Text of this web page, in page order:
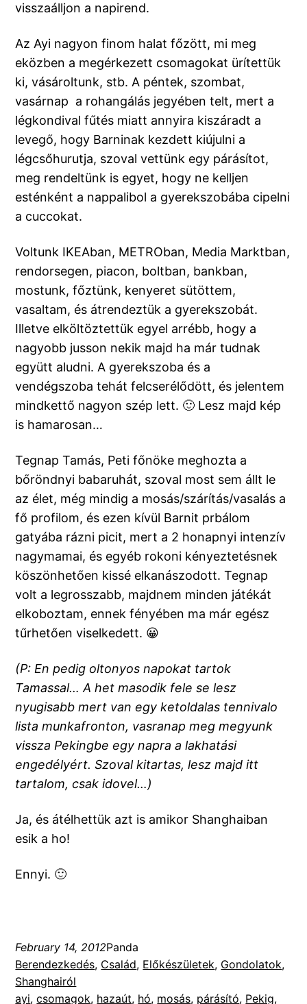
visszaálljon a napirend.
Az Ayi nagyon finom halat főzött, mi meg
eközben a megérkezett csomagokat ürítettük
ki, vásároltunk, stb. A péntek, szombat,
vasárnap a rohangálás jegyében telt, mert a
légkondival fűtés miatt annyira kiszáradt a
levegő, hogy Barninak kezdett kiújulni a
légcsőhurutja, szoval vettünk egy párásítot,
meg rendeltünk is egyet, hogy ne kelljen
esténként a nappalibol a gyerekszobába cipelni
a cuccokat.
Voltunk IKEAban, METROban, Media Marktban,
rendorsegen, piacon, boltban, bankban,
mostunk, főztünk, kenyeret sütöttem,
vasaltam, és átrendeztük a gyerekszobát.
Illetve elköltöztettük egyel arrébb, hogy a
nagyobb jusson nekik majd ha már tudnak
együtt aludni. A gyerekszoba és a
vendégszoba tehát felcserélődött, és jelentem
mindkettő nagyon szép lett. 🙂 Lesz majd kép
is hamarosan…
Tegnap Tamás, Peti főnöke meghozta a
bőröndnyi babaruhát, szoval most sem állt le
az élet, még mindig a mosás/szárítás/vasalás a
fő profilom, és ezen kívül Barnit prbálom
gatyába rázni picit, mert a 2 honapnyi intenzív
nagymamai, és egyéb rokoni kényeztetésnek
köszönhetően kissé elkanászodott. Tegnap
volt a legrosszabb, majdnem minden játékát
elkoboztam, ennek fényében ma már egész
tűrhetően viselkedett. 😀
(P: En pedig oltonyos napokat tartok
Tamassal… A het masodik fele se lesz
nyugisabb mert van egy ketoldalas tennivalo
lista munkafronton, vasranap meg megyunk
vissza Pekingbe egy napra a lakhatási
engedélyért. Szoval kitartas, lesz majd itt
tartalom, csak idovel…)
Ja, és átélhettük azt is amikor Shanghaiban
esik a ho!
Ennyi. 🙂
February 14, 2012Panda
Berendezkedés, Család, Előkészületek, Gondolatok
Shanghairól
ayi, csomagok, hazaút, hó, mosás, párásító, Pekig